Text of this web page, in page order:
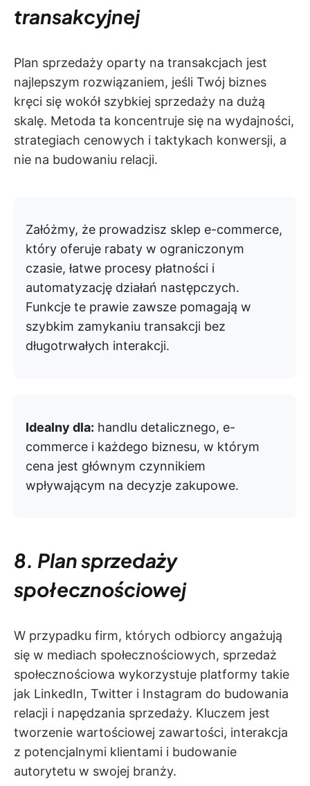
transakcyjnej
Plan sprzedaży oparty na transakcjach jest
najlepszym rozwiązaniem, jeśli Twój biznes
kręci się wokół szybkiej sprzedaży na dużą
skalę. Metoda ta koncentruje się na wydajności,
strategiach cenowych i taktykach konwersji, a
nie na budowaniu relacji.
Załóżmy, że prowadzisz sklep e-commerce,
który oferuje rabaty w ograniczonym
czasie, łatwe procesy płatności i
automatyzację działań następczych.
Funkcje te prawie zawsze pomagają w
szybkim zamykaniu transakcji bez
długotrwałych interakcji.
Idealny dla: handlu detalicznego, e-
commerce i każdego biznesu, w którym
cena jest głównym czynnikiem
wpływającym na decyzje zakupowe.
8. Plan sprzedaży
społecznościowej
W przypadku firm, których odbiorcy angażują
się w mediach społecznościowych, sprzedaż
społecznościowa wykorzystuje platformy takie
jak LinkedIn, Twitter i Instagram do budowania
relacji i napędzania sprzedaży. Kluczem jest
tworzenie wartościowej zawartości, interakcja
z potencjalnymi klientami i budowanie
autorytetu w swojej branży.